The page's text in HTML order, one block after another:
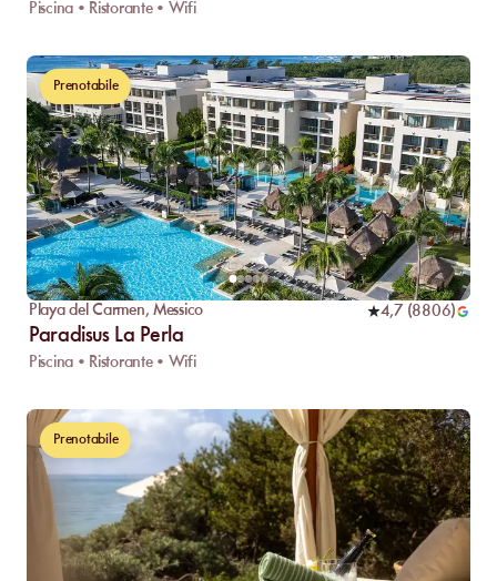
Piscina • Ristorante • Wifi
Prenotabile
Playa del Carmen, Messico 4,7(8806)
Paradisus La Perla
Piscina • Ristorante • Wifi
Prenotabile